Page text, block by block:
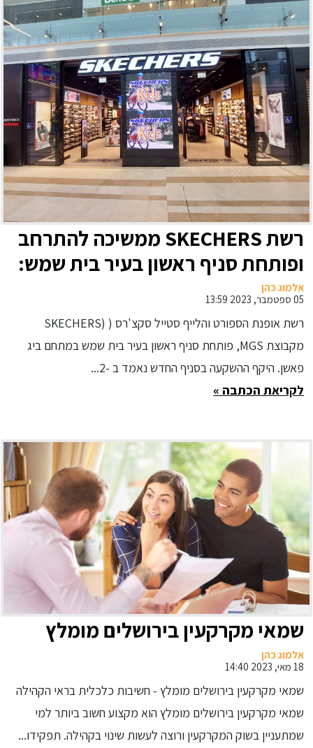
רשת SKECHERS ממשיכה להתרחב
ופותחת סניף ראשון בעיר בית שמש:
הסניף החדש ייפתח בהשקעה
הנאמדת בכ -2 מיליון ₪
אלמוג כהן
05 ספטמבר, 2023 13:59
רשת אופנת הספורט והלייף סטייל סקצ'רס ( (SKECHERS
מקבוצת MGS, פותחת סניף ראשון בעיר בית שמש במתחם ביג
פאשן. היקף ההשקעה בסניף החדש נאמד ב -2...
לקריאת הכתבה »
שמאי מקרקעין בירושלים מומלץ
אלמוג כהן
18 מאי, 2023 14:40
שמאי מקרקעין בירושלים מומלץ - חשיבות כלכלית בראי הקהילה
שמאי מקרקעין בירושלים מומלץ הוא מקצוע חשוב ביותר למי
שמתעניין בשוק המקרקעין ורוצה לעשות שינוי בקהילה. תפקידו...